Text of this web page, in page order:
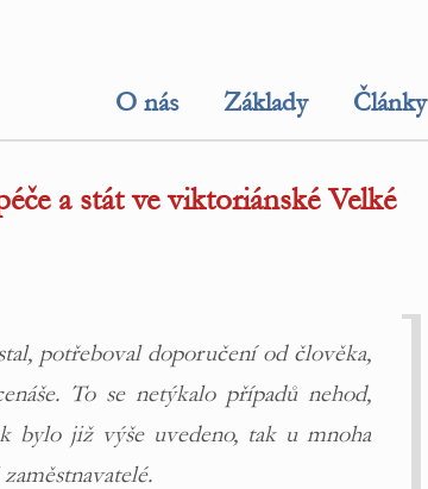
O nás Základy Články
a stát ve viktoriánské Velké
potřeboval doporučení od člověka,
To se netýkalo případů nehod,
bylo již výše uvedeno, tak u mnoha